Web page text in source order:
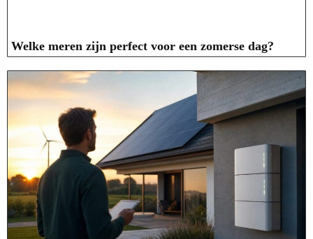
Welke meren zijn perfect voor een zomerse dag?